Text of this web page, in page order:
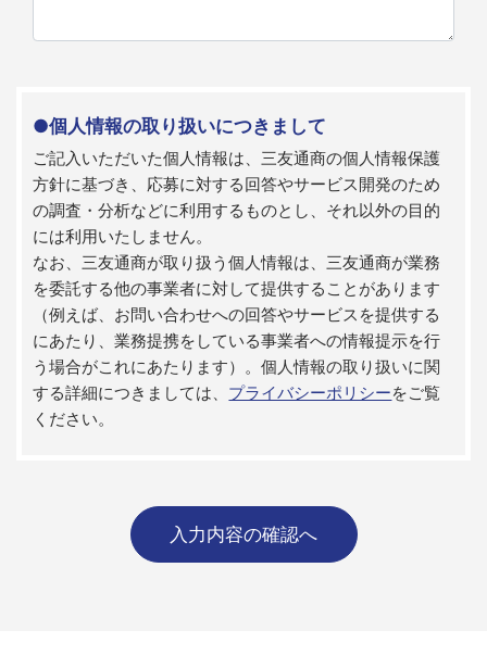
●個人情報の取り扱いにつきまして
ご記入いただいた個人情報は、三友通商の個人情報保護
方針に基づき、応募に対する回答やサービス開発のため
の調査・分析などに利用するものとし、それ以外の目的
には利用いたしません。
なお、三友通商が取り扱う個人情報は、三友通商が業務
を委託する他の事業者に対して提供することがあります
（例えば、お問い合わせへの回答やサービスを提供する
にあたり、業務提携をしている事業者への情報提示を行
う場合がこれにあたります）。個人情報の取り扱いに関
する詳細につきましては、 プライバシーポリシーをご覧
ください。